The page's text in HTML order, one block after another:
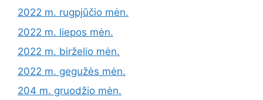
2022 m. rugpjūčio mėn.
2022 m. liepos mėn.
2022 m. birželio mėn.
2022 m. gegužės mėn.
204 m. gruodžio mėn.